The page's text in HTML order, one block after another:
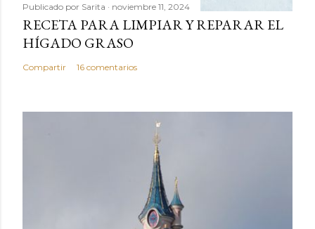
Publicado por Sarita noviembre 11, 2024
RECETA PARA LIMPIAR Y REPARAR EL
HÍGADO GRASO
Compartir 16 comentarios